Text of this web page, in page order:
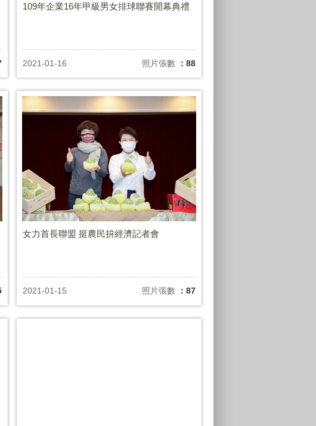
109年企業16年甲級男女排球聯賽開幕典禮
2021-01-16 照片張數 ：88
女力首長聯盟 挺農民拚經濟記者會
2021-01-15 照片張數 ：87